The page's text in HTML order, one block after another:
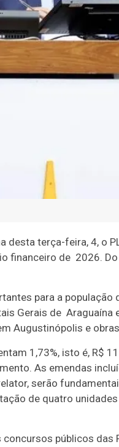
desta terça-feira, 4, o
financeiro de 2026.
para a população
Gerais de Araguaína
Augustinópolis e
1,73%, isto é, R$
As emendas
serão
de quatro
públicos das